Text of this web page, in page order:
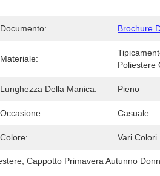
Documento: Brochure
Materiale:
Poliestere
Lunghezza Della Manica: Pieno
Occasione: Casuale
Colore: Vari Colori
, Cappotto Primavera Autunno